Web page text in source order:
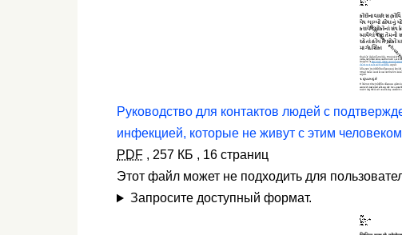
Руководство для контактов людей с
инфекцией, которые не живут с этим
PDF , 257 КБ , 16 страниц
Этот файл может не подходить для
Запросите доступный формат.